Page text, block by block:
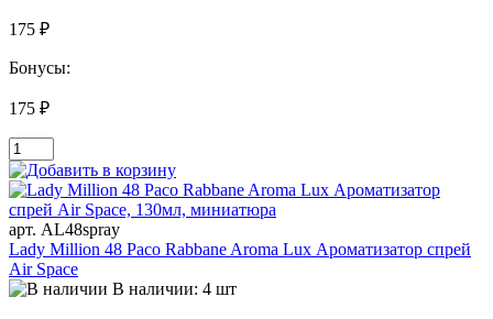
175 ₽
Бонусы:
175 ₽
арт. AL48spray
Lady Million 48 Paco Rabbane Aroma Lux Ароматизатор спрей
Air Space
В наличии: 4 шт